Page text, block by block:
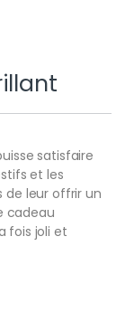
satisfaire
et les
de leur offrir un
cadeau
fois joli et